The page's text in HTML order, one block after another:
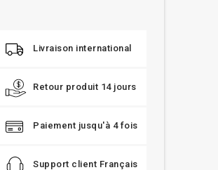
Livraison international
Retour produit 14 jours
Paiement jusqu'à 4 fois
Support client Français